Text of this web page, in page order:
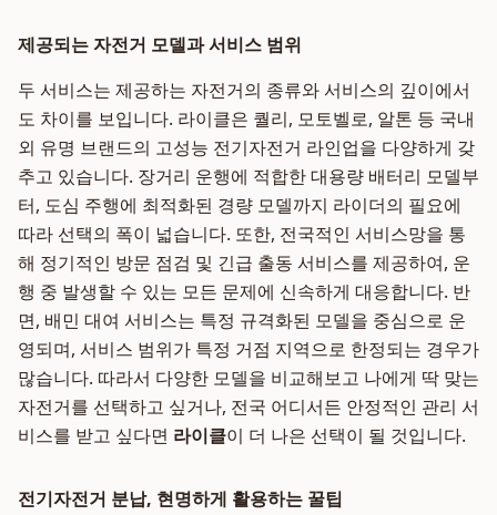
제공되는 자전거 모델과 서비스 범위
두 서비스는 제공하는 자전거의 종류와 서비스의 깊이에서
도 차이를 보입니다. 라이클은 퀄리, 모토벨로, 알톤 등 국내
외 유명 브랜드의 고성능 전기자전거 라인업을 다양하게 갖
추고 있습니다. 장거리 운행에 적합한 대용량 배터리 모델부
터, 도심 주행에 최적화된 경량 모델까지 라이더의 필요에
따라 선택의 폭이 넓습니다. 또한, 전국적인 서비스망을 통
해 정기적인 방문 점검 및 긴급 출동 서비스를 제공하여, 운
행 중 발생할 수 있는 모든 문제에 신속하게 대응합니다. 반
면, 배민 대여 서비스는 특정 규격화된 모델을 중심으로 운
영되며, 서비스 범위가 특정 거점 지역으로 한정되는 경우가
많습니다. 따라서 다양한 모델을 비교해보고 나에게 딱 맞는
자전거를 선택하고 싶거나, 전국 어디서든 안정적인 관리 서
비스를 받고 싶다면 라이클이 더 나은 선택이 될 것입니다.
전기자전거 분납, 현명하게 활용하는 꿀팁